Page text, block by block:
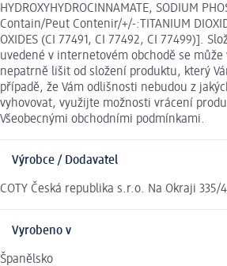
HYDROXYHYDROCINNAMATE, SODIUM
Contain/Peut Contenir/+/-:TITANIUM
OXIDES (CI 77491, CI 77492, CI 77499)].
uvedené v internetovém obchodě se
nepatrně lišit od složení produktu, který
případě, že Vám odlišnosti nebudou z
vyhovovat, využijte možnosti vrácení
Všeobecnými obchodními podmínkami.
Výrobce / Dodavatel
COTY Česká republika s.r.o. Na Okraji 335/
Vyrobeno v
Španělsko